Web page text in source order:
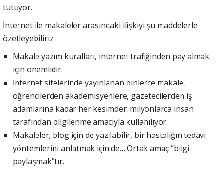
tutuyor.
İnternet ile makaleler arasındaki ilişkiyi şu maddelerle
özetleyebiliriz;
Makale yazım kuralları, internet trafiğinden pay almak
için önemlidir.
İnternet sitelerinde yayınlanan binlerce makale,
öğrencilerden akademisyenlere, gazetecilerden iş
adamlarına kadar her kesimden milyonlarca insan
tarafından bilgilenme amacıyla kullanılıyor.
Makaleler; blog için de yazılabilir, bir hastalığın tedavi
yöntemlerini anlatmak için de… Ortak amaç “bilgi
paylaşmak”tır.